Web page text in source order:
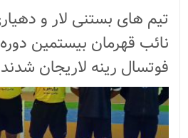
تیم های بستنی لار و
نائب قهرمان بیستمین
فوتسال رینه لاریجان شدند